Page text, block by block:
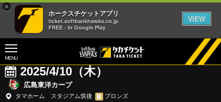
×
ホークスチケットアプリ
ticket.softbankhawks.co.jp
FREE - In Google Play
VIEW
MENU
2025/4/10（木）
広島東洋カープ
タマホーム スタジアム筑後
ブロンズ